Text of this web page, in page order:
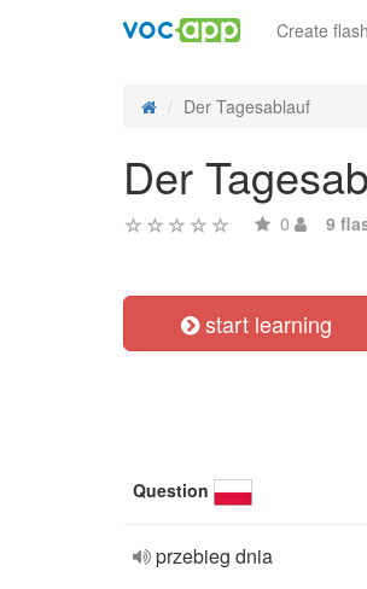
Create
Der Tagesablauf
Der
0 9
start learning
Question
przebieg dnia